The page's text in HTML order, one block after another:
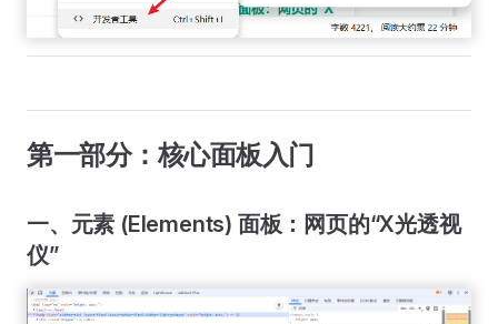
第一部分：核心面板入门
一、元素 (Elements) 面板：网页的“X光透视
仪”